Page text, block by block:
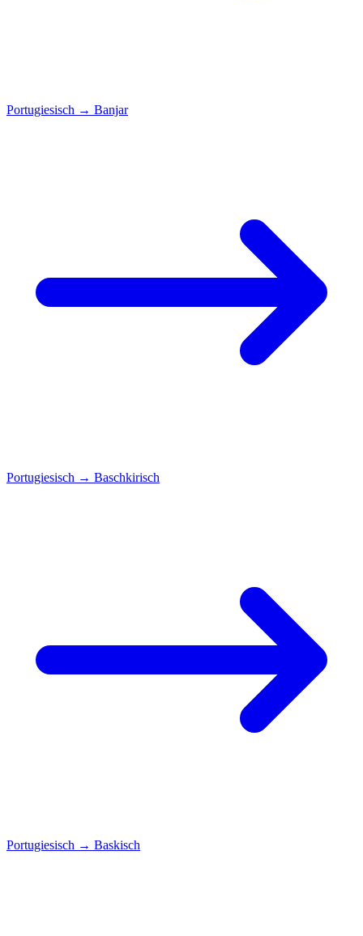
Portugiesisch → Banjar
Portugiesisch → Baschkirisch
Portugiesisch → Baskisch